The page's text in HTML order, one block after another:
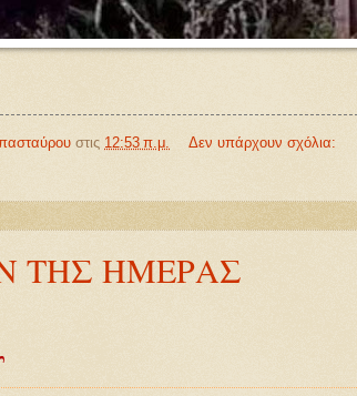
στις 12:53 π.μ.
Δεν υπάρχουν σχόλια:
ΤΗΣ ΗΜΕΡΑΣ